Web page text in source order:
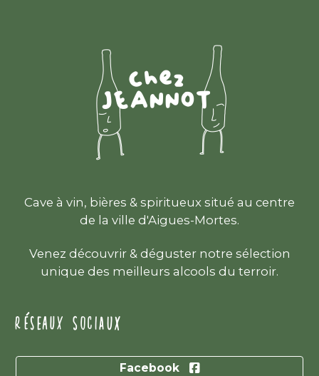
Cave à vin, bières & spiritueux situé au centre
de la ville d'Aigues-Mortes.
Venez découvrir & déguster notre sélection
unique des meilleurs alcools du terroir.
RÉSEAUX SOCIAUX
Facebook